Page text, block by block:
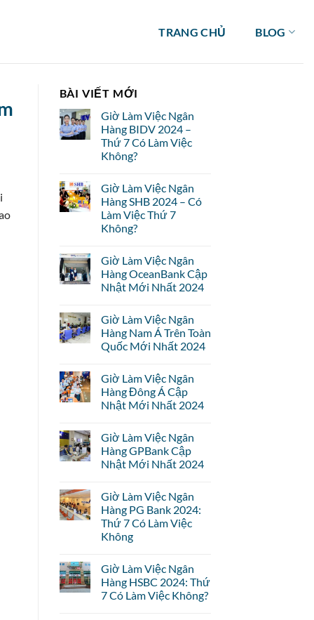
TRANG CHỦ BLOG
BÀI VIẾT MỚI
Giờ Làm Việc Ngân
Hàng BIDV 2024 –
Thứ 7 Có Làm Việc
Không?
Giờ Làm Việc Ngân
Hàng SHB 2024 – Có
Làm Việc Thứ 7
Không?
Giờ Làm Việc Ngân
Hàng OceanBank Cập
Nhật Mới Nhất 2024
Giờ Làm Việc Ngân
Hàng Nam Á Trên Toàn
Quốc Mới Nhất 2024
Giờ Làm Việc Ngân
Hàng Đông Á Cập
Nhật Mới Nhất 2024
Giờ Làm Việc Ngân
Hàng GPBank Cập
Nhật Mới Nhất 2024
Giờ Làm Việc Ngân
Hàng PG Bank 2024:
Thứ 7 Có Làm Việc
Không
Giờ Làm Việc Ngân
Hàng HSBC 2024: Thứ
7 Có Làm Việc Không?